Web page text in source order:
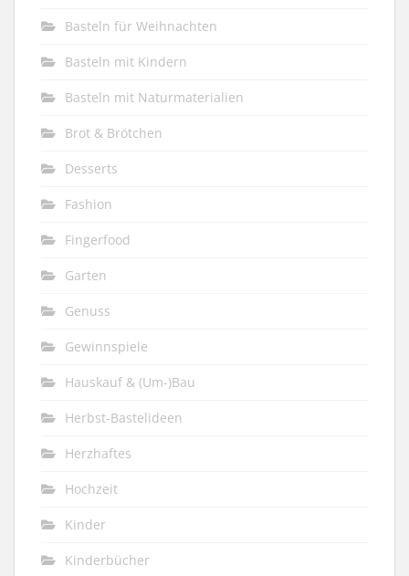
Basteln für Weihnachten
Basteln mit Kindern
Basteln mit Naturmaterialien
Brot & Brötchen
Desserts
Fashion
Fingerfood
Garten
Genuss
Gewinnspiele
Hauskauf & (Um-)Bau
Herbst-Bastelideen
Herzhaftes
Hochzeit
Kinder
Kinderbücher